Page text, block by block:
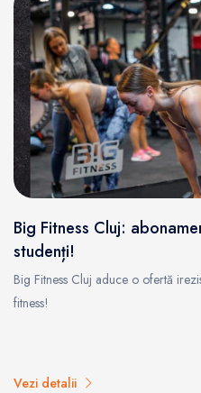
Big Fitness Cluj:
studenți!
Big Fitness Cluj aduce o ofertă
fitness!
Vezi detalii